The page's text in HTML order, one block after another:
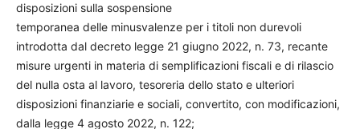
disposizioni sulla sospensione
temporanea delle minusvalenze per i titoli non durevoli
introdotta dal decreto legge 21 giugno 2022, n. 73, recante
misure urgenti in materia di semplificazioni fiscali e di rilascio
del nulla osta al lavoro, tesoreria dello stato e ulteriori
disposizioni finanziarie e sociali, convertito, con modificazioni,
dalla legge 4 agosto 2022, n. 122;